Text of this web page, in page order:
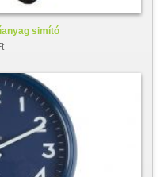
simító